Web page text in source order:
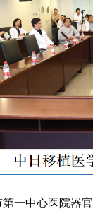
一中心医院器